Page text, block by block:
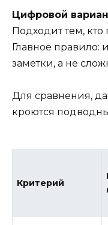
Цифровой
Подходит тем,
Главное правило:
заметки, а не
Для сравнения,
кроются
Критерий